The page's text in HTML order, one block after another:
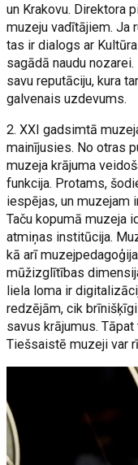
un Krakovu. Direktora
muzeju vadītājiem. Ja
tas ir dialogs ar
sagādā naudu
savu reputāciju, kura
galvenais uzdevums.
2. XXI gadsimtā
mainījusies. No otras
muzeja krājuma
funkcija. Protams,
iespējas, un muzejam
Taču kopumā muzeja
atmiņas institūcija.
kā arī
mūžizglītības
liela loma ir
redzējām, cik
savus krājumus.
Tiešsaistē muzeji var